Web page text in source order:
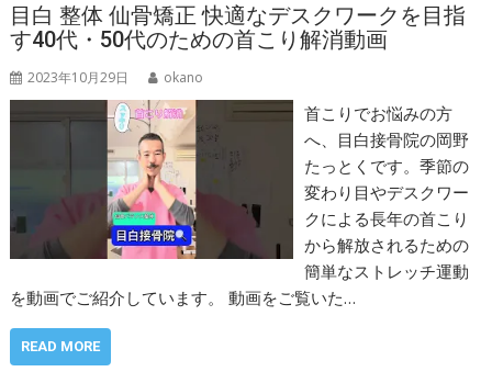
目白 整体 仙骨矯正 快適なデスクワークを目指
す40代・50代のための首こり解消動画
2023年10月29日 okano
首こりでお悩みの方
へ、目白接骨院の岡野
たっとくです。季節の
変わり目やデスクワー
クによる長年の首こり
から解放されるための
簡単なストレッチ運動
を動画でご紹介しています。 動画をご覧いた…
READ MORE